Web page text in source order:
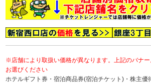
※店舗により取扱い価格が異なります。上記のバナ
お選びください
ホテルギフト券・宿泊商品券(宿泊チケット)・株主優